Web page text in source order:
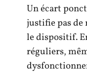
Un écart
justifie pas
le dispositif.
réguliers,